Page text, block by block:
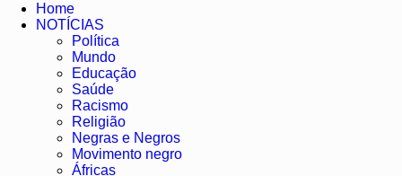
Home
NOTÍCIAS
Política
Mundo
Educação
Saúde
Racismo
Religião
Negras e Negros
Movimento negro
Áfricas